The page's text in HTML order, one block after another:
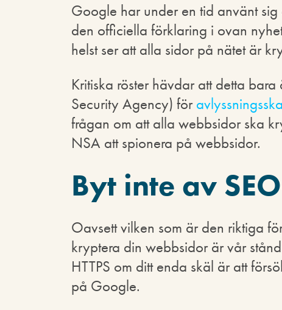
Google har under en tid använt sig
den officiella förklaring i ovan
helst ser att alla sidor på nätet är
Kritiska röster hävdar att detta
Security Agency) för
frågan om att alla webbsidor ska
NSA att spionera på webbsidor.
Byt inte av
Oavsett vilken som är den riktiga
kryptera din webbsidor är vår
HTTPS om ditt enda skäl är att
på Google.